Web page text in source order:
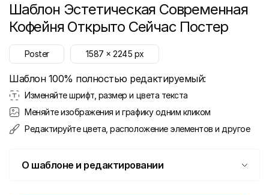
Шаблон Эстетическая Современная
Кофейня Открыто Сейчас Постер
Poster 1587 x2245 px
Шаблон 100% полностью редактируемый:
Изменяйте шрифт, размер и цвета текста
Меняйте изображения и графику одним кликом
Редактируйте цвета, расположение элементов и другое
О шаблоне и редактировании